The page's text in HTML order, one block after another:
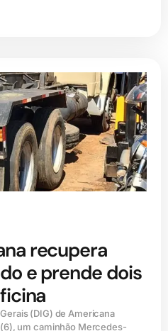
recupera
e prende dois
(DIG) de Americana
um caminhão Mercedes-